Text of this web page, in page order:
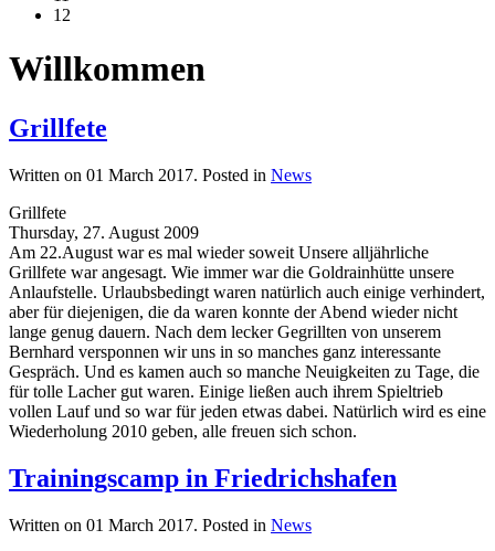
12
Willkommen
Grillfete
Written on 01 March 2017. Posted in News
Grillfete
Thursday, 27. August 2009
Am 22.August war es mal wieder soweit Unsere alljährliche
Grillfete war angesagt. Wie immer war die Goldrainhütte unsere
Anlaufstelle. Urlaubsbedingt waren natürlich auch einige verhindert,
aber für diejenigen, die da waren konnte der Abend wieder nicht
lange genug dauern. Nach dem lecker Gegrillten von unserem
Bernhard versponnen wir uns in so manches ganz interessante
Gespräch. Und es kamen auch so manche Neuigkeiten zu Tage, die
für tolle Lacher gut waren. Einige ließen auch ihrem Spieltrieb
vollen Lauf und so war für jeden etwas dabei. Natürlich wird es eine
Wiederholung 2010 geben, alle freuen sich schon.
Trainingscamp in Friedrichshafen
Written on 01 March 2017. Posted in News